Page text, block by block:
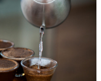
mercado
interno